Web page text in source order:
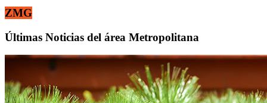
ZMG
Últimas Noticias del área Metropolitana